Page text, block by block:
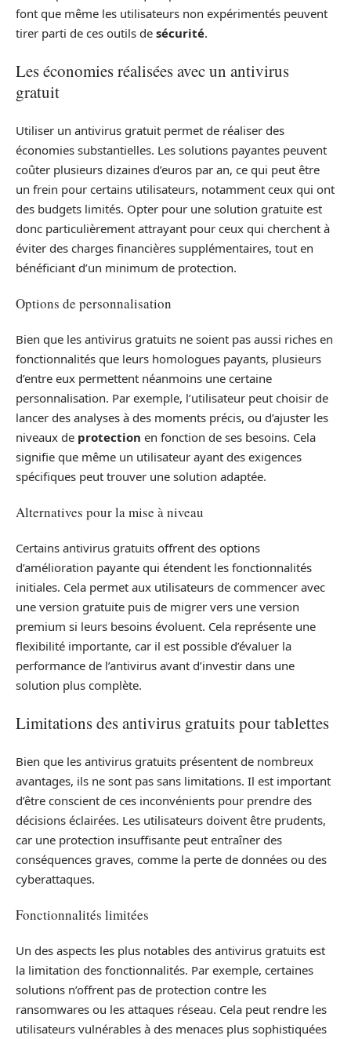
font que même les utilisateurs non expérimentés peuvent
tirer parti de ces outils de sécu​rité.
Les économies réalisées avec un antivirus
gratuit
Utiliser un antivirus gratuit permet de réaliser des
économies substantielles. Les solutions payantes peuvent
coûter plusieurs dizaines d’euros par an, ce qui peut être
un frein pour certains utilisateurs, notamment ceux qui ont
des budgets limités. Opter pour une solution gratuite est
donc particulièrement attrayant pour ceux qui cherchent à
éviter des charges financières supplémentaires, tout en
bénéficiant d’un minimum de protection.
Options de personnalisation
Bien que les antivirus gratuits ne soient pas aussi riches en
fonctionnalités que leurs homologues payants, plusieurs
d’entre eux permettent néanmoins une certaine
personnalisation. Par exemple, l’utilisateur peut choisir de
lancer des analyses à des moments précis, ou d’ajuster les
niveaux de protection en fonction de ses besoins. Cela
signifie que même un utilisateur ayant des exigences
spécifiques peut trouver une solution adaptée.
Alternatives pour la mise à niveau
Certains antivirus gratuits offrent des options
d’amélioration payante qui étendent les fonctionnalités
initiales. Cela permet aux utilisateurs de commencer avec
une version gratuite puis de migrer vers une version
premium si leurs besoins évoluent. Cela représente une
flexibilité importante, car il est possible d’évaluer la
performance de l’antivirus avant d’investir dans une
solution plus complète.
Limitations des antivirus gratuits pour tablettes
Bien que les antivirus gratuits présentent de nombreux
avantages, ils ne sont pas sans limitations. Il est important
d’être conscient de ces inconvénients pour prendre des
décisions éclairées. Les utilisateurs doivent être prudents,
car une protection insuffisante peut entraîner des
conséquences graves, comme la perte de données ou des
cyberattaques.
Fonctionnalités limitées
Un des aspects les plus notables des antivirus gratuits est
la limitation des fonctionnalités. Par exemple, certaines
solutions n’offrent pas de protection contre les
ransomwares ou les attaques réseau. Cela peut rendre les
utilisateurs vulnérables à des menaces plus sophistiquées